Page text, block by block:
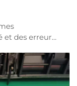
et des erreurs
tels
de couleur
liées à la